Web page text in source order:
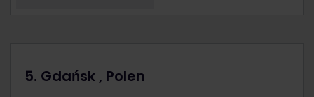
5. Gdańsk , Polen